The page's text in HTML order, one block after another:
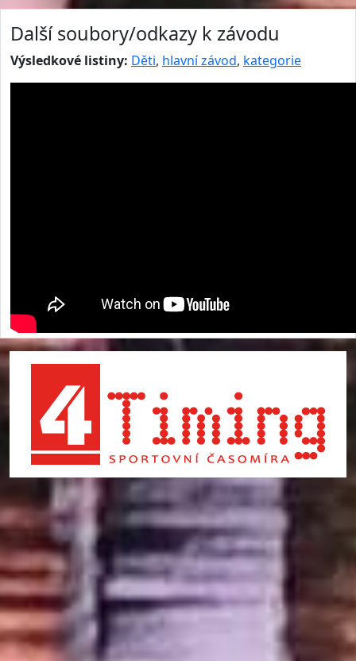
Další soubory/odkazy k závodu
Výsledkové listiny: Děti, hlavní závod, kategorie